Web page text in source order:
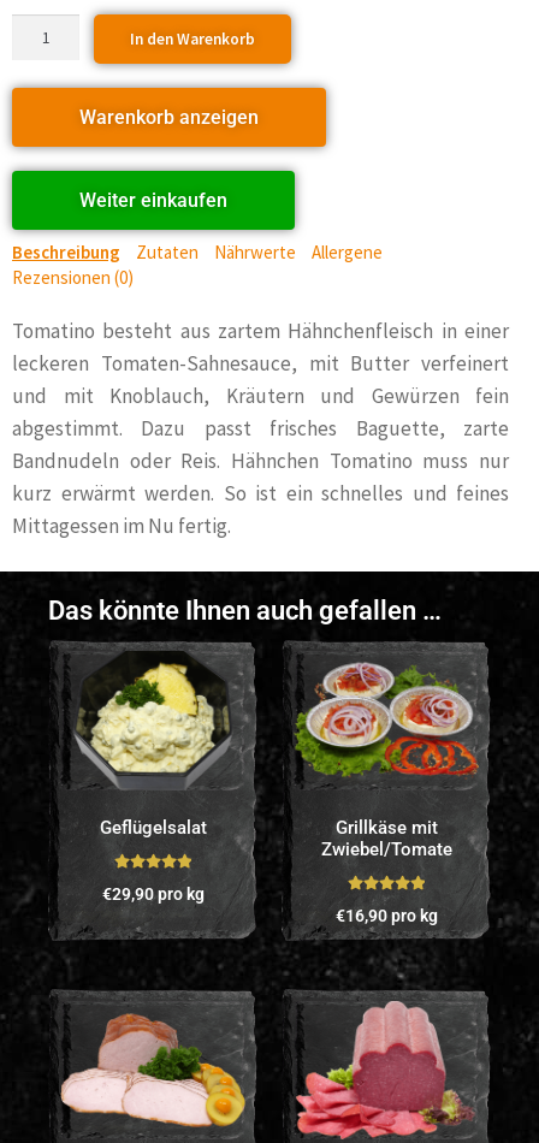
In den Warenkorb
Warenkorb anzeigen
Weiter einkaufen
Beschreibung Zutaten Nährwerte
Allergene
Rezensionen (0)
Tomatino besteht aus zartem Hähnchenfleisch in einer
leckeren Tomaten-Sahnesauce, mit Butter verfeinert
und mit Knoblauch, Kräutern und Gewürzen fein
abgestimmt. Dazu passt frisches Baguette, zarte
Bandnudeln oder Reis. Hähnchen Tomatino muss nur
kurz erwärmt werden. So ist ein schnelles und feines
Mittagessen im Nu fertig.
Das könnte Ihnen auch gefallen …
Geflügelsalat
Bewertet mit
5.00von 5
€29,90pro kg
Grillkäse mit
Zwiebel/Tomate
Bewertet mit
5.00von 5
€16,90pro kg